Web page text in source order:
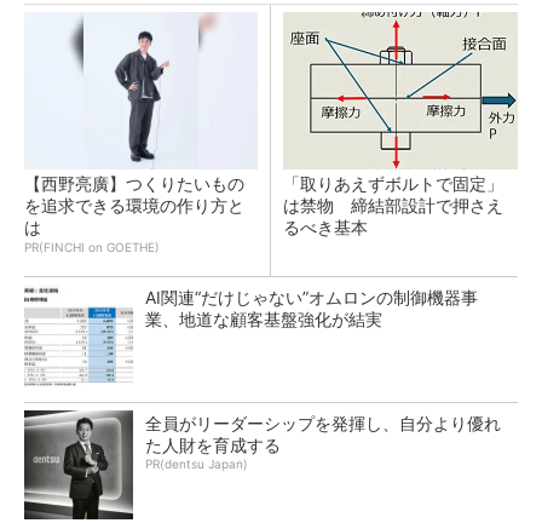
【西野亮廣】つくりたいもの
を追求できる環境の作り方と
は
PR(FINCHI on GOETHE)
「取りあえずボルトで固定」
は禁物 締結部設計で押さえ
るべき基本
AI関連“だけじゃない”オムロンの制御機器事
業、地道な顧客基盤強化が結実
全員がリーダーシップを発揮し、自分より優れ
た人財を育成する
PR(dentsu Japan)